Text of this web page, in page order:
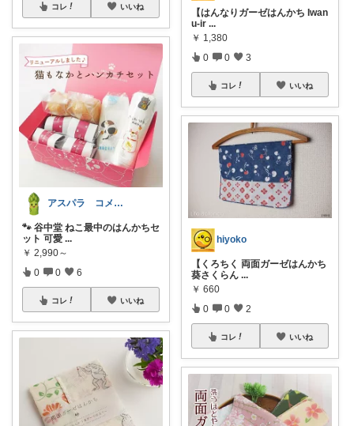
コレ いいね
アスパラ コメントあまり出来ず🙇
🐾 谷中堂 ねこ最中のはんかちセ
ット 可愛 ...
￥ 2,990～
0 0 6
コレ いいね
【はんなりガーゼはんかち Iwan
u-ir ...
￥ 1,380
0 0 3
コレ いいね
hiyoko
【くろちく 両面ガーゼはんかち
葵さくらん ...
￥ 660
0 0 2
コレ いいね